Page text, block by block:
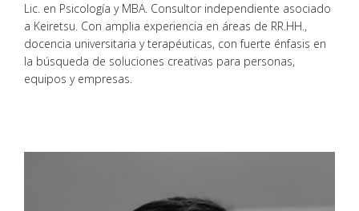
Lic. en Psicología y MBA. Consultor independiente asociado
a Keiretsu. Con amplia experiencia en áreas de RR.HH.,
docencia universitaria y terapéuticas, con fuerte énfasis en
la búsqueda de soluciones creativas para personas,
equipos y empresas.